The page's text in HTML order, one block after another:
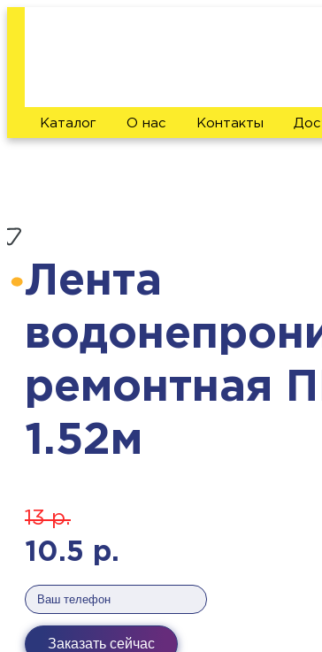
Каталог О нас Контакты
Лента
ремонтная
1.52м
13р.
10.5 р.
Заказать сейчас